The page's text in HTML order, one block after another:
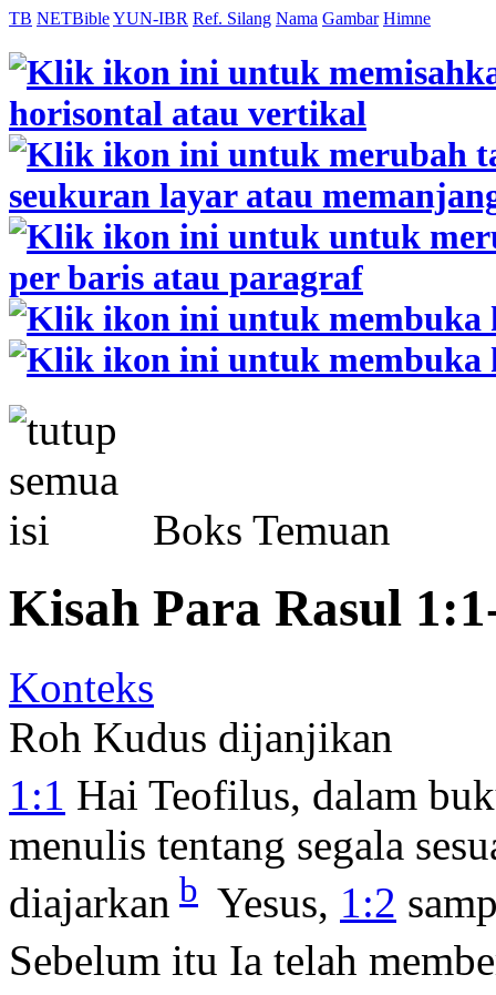
TB NETBibleYUN-IBR Ref. Silang Nama Gambar Himne
Boks Temuan
Kisah Para Rasul
Konteks
Roh Kudus dijanjikan
1:1 Hai Teofilus, dalam
menulis tentang segala
diajarkan b Yesus, 1:2
Sebelum itu Ia telah